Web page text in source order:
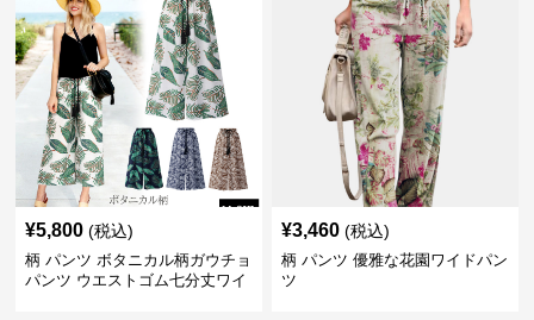
¥5,800 (税込)
柄 パンツ ボタニカル柄ガウチョ
パンツ ウエストゴム七分丈ワイ
¥3,460 (税込)
柄 パンツ 優雅な花園ワイドパン
ツ